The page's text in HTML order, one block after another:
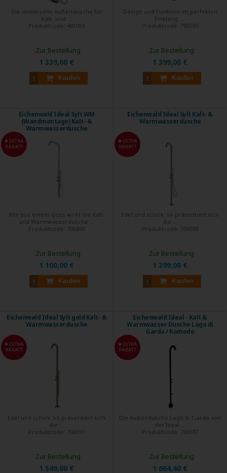
Die universelle Außendusche für
Kalt- und ...
Produktcode: 401051
1 339,00 €
Kaufen
Zur Bestellung
Design und Funktion im perfekten
Einklang. ...
Produktcode: 706595
1 399,00 €
Kaufen
Zur Bestellung
Eichenwald Ideal Sylt WM
(Wandmontage) Kalt- &
Warmwasserdusche
EXTRA
RABATT
Wie aus einem Guss wirkt die Kalt-
und Warmwasserdusche ...
Produktcode: 706890
1 100,00 €
Kaufen
Zur Bestellung
Eichenwald Ideal Sylt Kalt- &
Warmwasserdusche
EXTRA
RABATT
Edel und schick, so präsentiert sich
die ...
Produktcode: 706590
1 399,00 €
Kaufen
Zur Bestellung
Eichenwald Ideal Sylt gold Kalt- &
Warmwasserdusche
EXTRA
RABATT
Edel und schick, so präsentiert sich
die ...
Produktcode: 706591
1 549,00 €
Zur Bestellung
Eichenwald Ideal - Kalt &
Warmwasser Dusche Lago di
Garda / Komodo
EXTRA
RABATT
Die Außendusche Lago di Garda von
der Ideal ...
Produktcode: 706597
1 664,40 €
Zur Bestellung